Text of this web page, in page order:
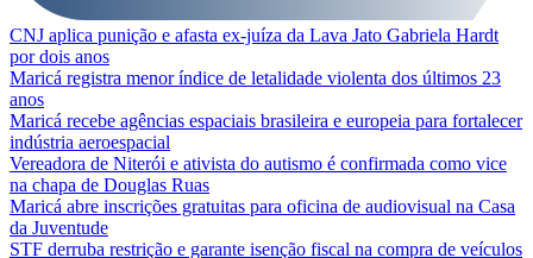
CNJ aplica punição e afasta ex-juíza da Lava Jato Gabriela Hardt
por dois anos
Maricá registra menor índice de letalidade violenta dos últimos 23
anos
Maricá recebe agências espaciais brasileira e europeia para fortalecer
indústria aeroespacial
Vereadora de Niterói e ativista do autismo é confirmada como vice
na chapa de Douglas Ruas
Maricá abre inscrições gratuitas para oficina de audiovisual na Casa
da Juventude
STF derruba restrição e garante isenção fiscal na compra de veículos